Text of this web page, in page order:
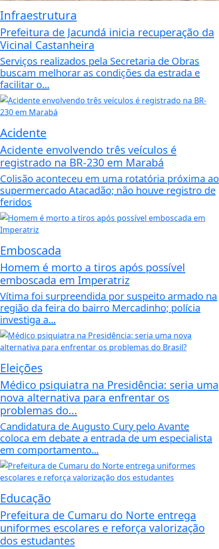
Infraestrutura
Prefeitura de Jacundá inicia recuperação da
Vicinal Castanheira
Serviços realizados pela Secretaria de Obras
buscam melhorar as condições da estrada e
facilitar o...
Acidente
Acidente envolvendo três veículos é
registrado na BR-230 em Marabá
Colisão aconteceu em uma rotatória próxima ao
supermercado Atacadão; não houve registro de
feridos
Emboscada
Homem é morto a tiros após possível
emboscada em Imperatriz
Vítima foi surpreendida por suspeito armado na
região da feira do bairro Mercadinho; polícia
investiga a...
Eleições
Médico psiquiatra na Presidência: seria uma
nova alternativa para enfrentar os
problemas do...
Candidatura de Augusto Cury pelo Avante
coloca em debate a entrada de um especialista
em comportamento...
Educação
Prefeitura de Cumaru do Norte entrega
uniformes escolares e reforça valorização
dos estudantes